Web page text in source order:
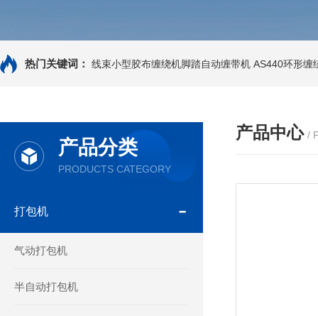
热门关键词： 线束小型胶布缠绕机脚踏自动缠带机 AS440环形缠
产品分类
PRODUCTS CATEGORY
打包机
气动打包机
半自动打包机
产品中心 /